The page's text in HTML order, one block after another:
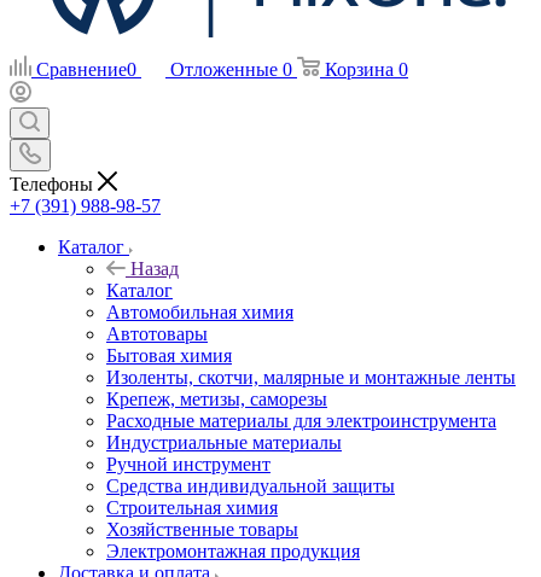
Сравнение0 Отложенные 0 Корзина 0
Телефоны
+7 (391) 988-98-57
Каталог
Назад
Каталог
Автомобильная химия
Автотовары
Бытовая химия
Изоленты, скотчи, малярные и монтажные ленты
Крепеж, метизы, саморезы
Расходные материалы для электроинструмента
Индустриальные материалы
Ручной инструмент
Средства индивидуальной защиты
Строительная химия
Хозяйственные товары
Электромонтажная продукция
Доставка и оплата